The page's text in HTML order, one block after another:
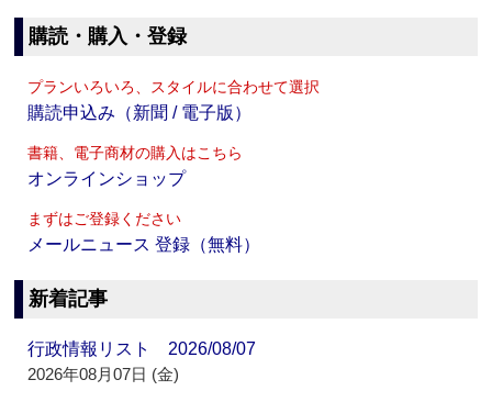
購読・購入・登録
プランいろいろ、スタイルに合わせて選択
購読申込み（新聞 / 電子版）
書籍、電子商材の購入はこちら
オンラインショップ
まずはご登録ください
メールニュース 登録（無料）
新着記事
行政情報リスト 2026/08/07
2026年08月07日 (金)